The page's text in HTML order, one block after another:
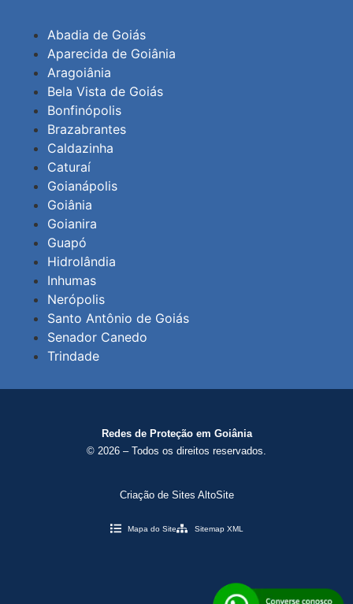
Abadia de Goiás
Aparecida de Goiânia
Aragoiânia
Bela Vista de Goiás
Bonfinópolis
Brazabrantes
Caldazinha
Caturaí
Goianápolis
Goiânia
Goianira
Guapó
Hidrolândia
Inhumas
Nerópolis
Santo Antônio de Goiás
Senador Canedo
Trindade
Redes de Proteção em Goiânia
© 2026 – Todos os direitos reservados.
Criação de Sites AltoSite
Mapa do Site Sitemap XML